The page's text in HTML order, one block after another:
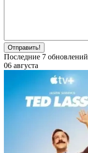
Отправить!
Последние 7 обновлений
06 августа